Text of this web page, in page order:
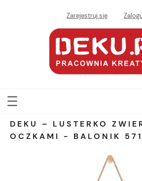
Zarejestruj się
DEKU – LUSTERKO
OCZKAMI - BALONIK